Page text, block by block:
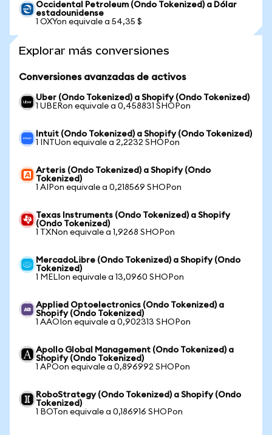
Occidental Petroleum (Ondo Tokenized) a Dólar
estadounidense
1 OXYon equivale a 54,35 $
Explorar más conversiones
Conversiones avanzadas de activos
Uber (Ondo Tokenized) a Shopify (Ondo Tokenized)
1 UBERon equivale a 0,458831 SHOPon
Intuit (Ondo Tokenized) a Shopify (Ondo Tokenized)
1 INTUon equivale a 2,2232 SHOPon
Arteris (Ondo Tokenized) a Shopify (Ondo
Tokenized)
1 AIPon equivale a 0,218569 SHOPon
Texas Instruments (Ondo Tokenized) a Shopify
(Ondo Tokenized)
1 TXNon equivale a 1,9268 SHOPon
MercadoLibre (Ondo Tokenized) a Shopify (Ondo
Tokenized)
1 MELIon equivale a 13,0960 SHOPon
Applied Optoelectronics (Ondo Tokenized) a
Shopify (Ondo Tokenized)
1 AAOIon equivale a 0,902313 SHOPon
Apollo Global Management (Ondo Tokenized) a
Shopify (Ondo Tokenized)
1 APOon equivale a 0,896992 SHOPon
RoboStrategy (Ondo Tokenized) a Shopify (Ondo
Tokenized)
1 BOTon equivale a 0,186916 SHOPon